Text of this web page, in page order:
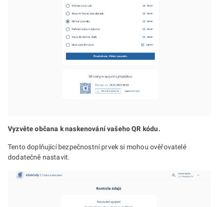
Vyzvěte občana k naskenování vašeho QR kódu.
Tento doplňující bezpečnostní prvek si mohou ověřovatelé
dodatečně nastavit.